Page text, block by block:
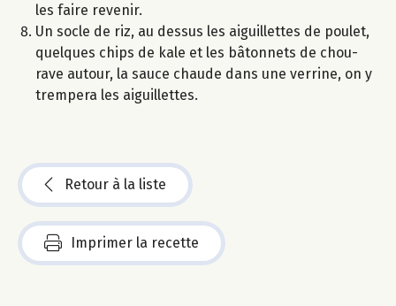
les faire revenir.
Un socle de riz, au dessus les aiguillettes de poulet,
quelques chips de kale et les bâtonnets de chou-
rave autour, la sauce chaude dans une verrine, on y
trempera les aiguillettes.
Retour à la liste
Imprimer la recette